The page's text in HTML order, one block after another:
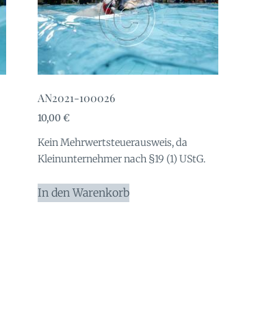
AN2021-100026
10,00 €
Kein Mehrwertsteuerausweis, da
Kleinunternehmer nach §19 (1) UStG.
In den Warenkorb